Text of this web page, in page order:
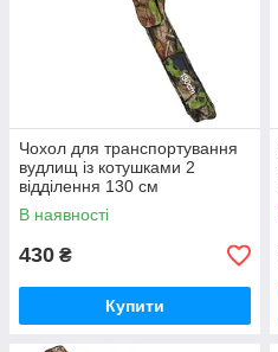
Чохол для транспортування
вудлищ із котушками 2
відділення 130 см
В наявності
430 ₴
Купити